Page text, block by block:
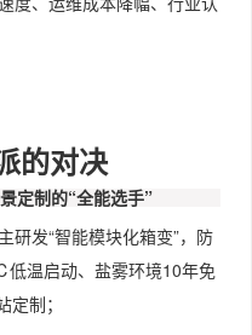
的对决
定制的“全能选手”
研发“智能模块化箱变”，防
温启动、盐雾环境10年免
制；